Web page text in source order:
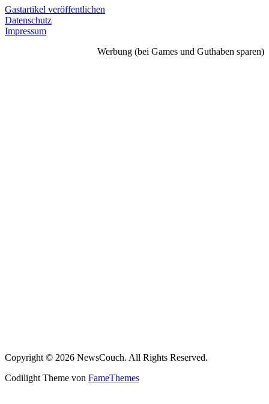
Gastartikel veröffentlichen
Datenschutz
Impressum
Werbung (bei Games und Guthaben sparen)
Copyright © 2026 NewsCouch. All Rights Reserved.
Codilight Theme von FameThemes